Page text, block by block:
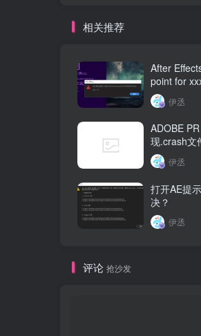
相关推荐
After
point for
伊丞
ADOBE
现.crash文
伊丞
打开AE提
决？
伊丞
评论 抢沙发